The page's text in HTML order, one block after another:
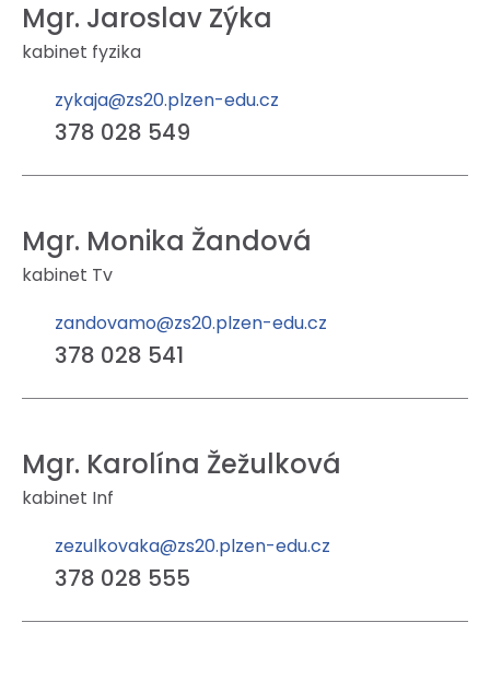
Mgr. Jaroslav Zýka
kabinet fyzika
zykaja@zs20.plzen-edu.cz
378 028 549
Mgr. Monika Žandová
kabinet Tv
zandovamo@zs20.plzen-edu.cz
378 028 541
Mgr. Karolína Žežulková
kabinet Inf
zezulkovaka@zs20.plzen-edu.cz
378 028 555